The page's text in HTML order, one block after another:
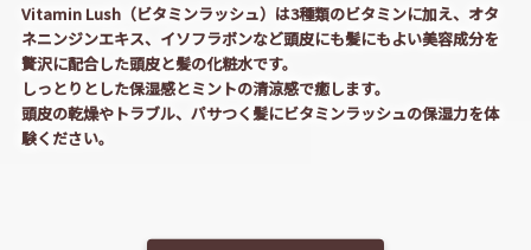
Vitamin Lush（ビタミンラッシュ）は3種類のビタミンに加え、オタ
ネニンジンエキス、イソフラボンなど頭皮にも髪にもよい美容成分を
贅沢に配合した頭皮と髪の化粧水です。
しっとりとした保湿感とミントの清涼感で癒します。
頭皮の乾燥やトラブル、パサつく髪にビタミンラッシュの保湿力を体
験ください。